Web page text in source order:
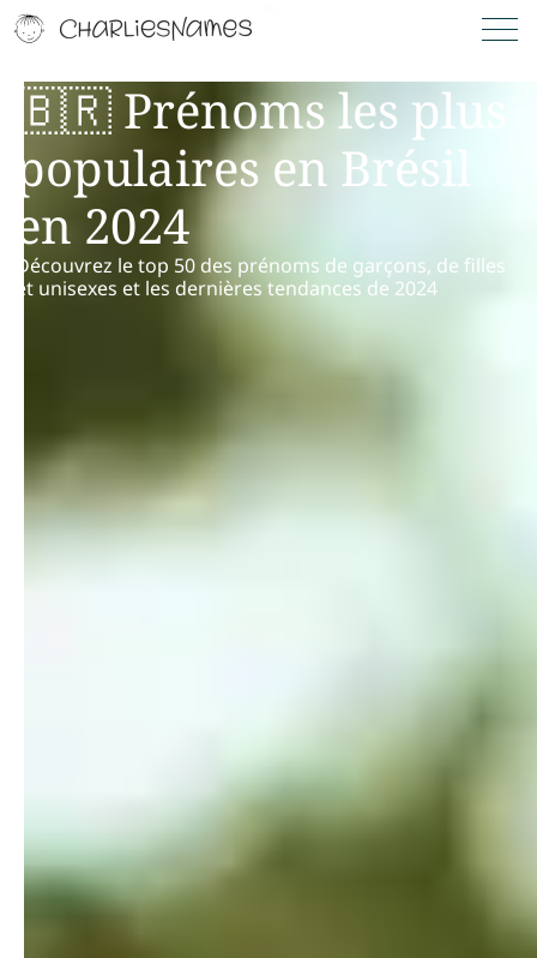
🇧🇷 Prénoms les plus
populaires en Brésil
en 2024
Découvrez le top 50 des prénoms de garçons, de filles
et unisexes et les dernières tendances de 2024